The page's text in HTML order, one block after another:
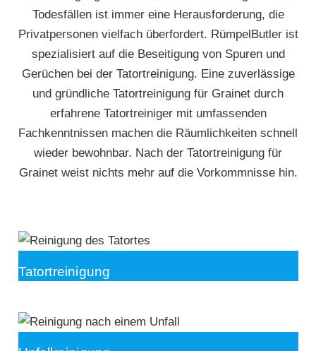
Todesfällen ist immer eine Herausforderung, die
Privatpersonen vielfach überfordert. RümpelButler ist
spezialisiert auf die Beseitigung von Spuren und
Gerüchen bei der Tatortreinigung. Eine zuverlässige
und gründliche Tatortreinigung für Grainet durch
erfahrene Tatortreiniger mit umfassenden
Fachkenntnissen machen die Räumlichkeiten schnell
wieder bewohnbar. Nach der Tatortreinigung für
Grainet weist nichts mehr auf die Vorkommnisse hin.
Tatortreinigung